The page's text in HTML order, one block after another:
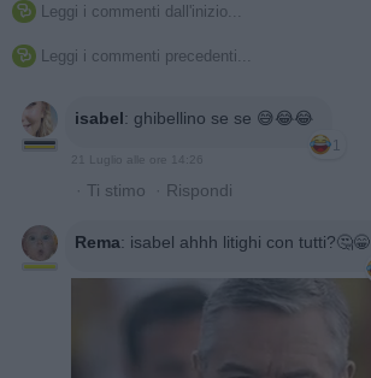
 Leggi i commenti dall'inizio...
 Leggi i commenti precedenti...
isabel: ghibellino se se 😅😂😂
1
· Ti stimo · Rispondi
Rema: isabel ahhh litighi con tutti?🤔😁